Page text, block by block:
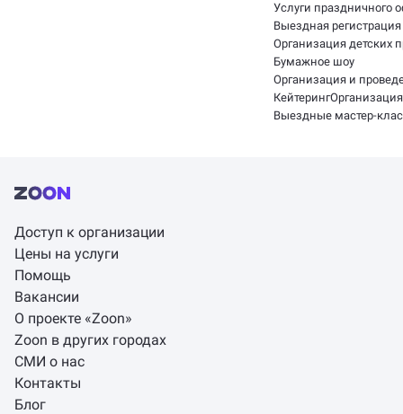
Услуги праздничного
Выездная регистрация
Организация детских
Бумажное шоу
Организация и
Кейтеринг
Выездные мастер-
Доступ к организации
Цены на услуги
Помощь
Вакансии
О проекте «Zoon»
Zoon в других городах
СМИ о нас
Контакты
Блог